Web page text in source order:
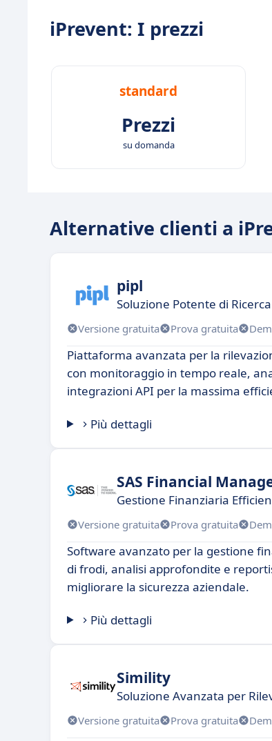
iPrevent: I prezzi
standard
Prezzi
su domanda
Alternative clienti a
pipl
Soluzione Potente di
Versione gratuita Prova gratuita
Piattaforma avanzata per la
con monitoraggio in tempo reale,
integrazioni API per la massima
Più dettagli
SAS Financial
Gestione Finanziaria
Versione gratuita Prova gratuita
Software avanzato per la gestione
di frodi, analisi approfondite e
migliorare la sicurezza aziendale.
Più dettagli
Simility
Soluzione Avanzata per
Versione gratuita Prova gratuita